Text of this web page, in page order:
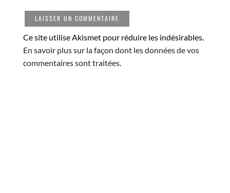
Ce site utilise Akismet pour réduire les indésirables.
En savoir plus sur la façon dont les données de vos
commentaires sont traitées.